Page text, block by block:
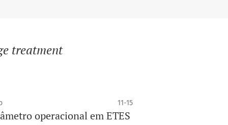
treatment
11-15
operacional em ETES